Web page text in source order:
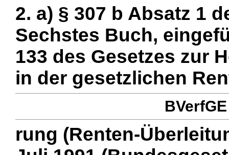
2. a) § 307 b Absatz 1
Sechstes Buch,
133 des Gesetzes zur
in der gesetzlichen
rung (Renten-